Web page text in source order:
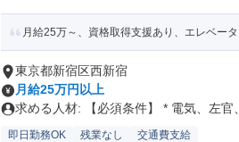
月給25万～、資格取得支援あり、エレベー
東京都新宿区西新宿
月給25万円以上
求める人材: 【必須条件】 * 電気、左官
即日勤務OK 残業なし 交通費支給